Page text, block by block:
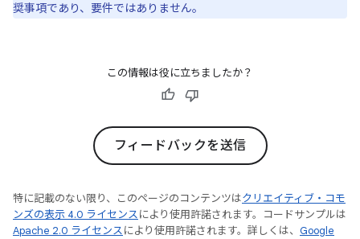
奨事項であり、要件ではありません。
この情報は役に立ちましたか？
フィードバックを送信
特に記載のない限り、このページのコンテンツはクリエイティブ・コモ
ンズの表示 4.0 ライセンスにより使用許諾されます。コードサンプルは
Apache 2.0 ライセンスにより使用許諾されます。詳しくは、 Google